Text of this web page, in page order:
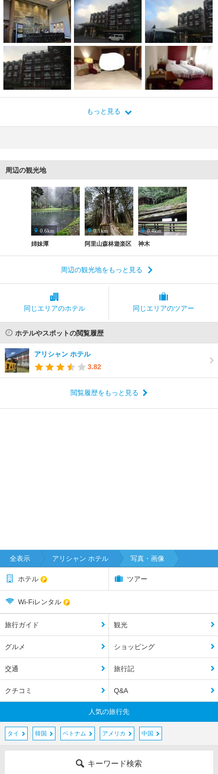
もっと見る
周辺の観光地
0.6km
姉妹潭
0.1km
阿里山森林遊楽区
0.4km
神木
周辺の観光地をもっと見る
同じエリアのホテル 同じエリアのツアー
ホテルやスポットの閲覧履歴
アリシャン ホテル
3.82
閲覧履歴をもっと見る
全表示 アリシャン ホテル 写真・画像
ホテル ツアー
Wi-Fiレンタル
旅行ガイド 観光
グルメ ショッピング
交通 旅行記
クチコミ Q&A
人気の旅行先
タイ 韓国 ベトナム アメリカ 中国
キーワード検索